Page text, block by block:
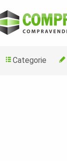
Categorie